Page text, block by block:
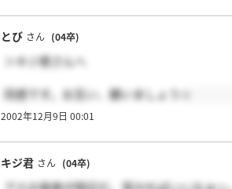
とび さん (04卒)
＞キジ君さんへ
同感です。お互い、願いましょう☆
2002年12月9日 00:01
キジ君 さん (04卒)